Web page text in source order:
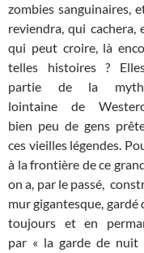
zombies sanguinaires,
reviendra, qui
qui peut croire, là
telles histoires ?
partie de la
lointaine de
bien peu de gens
ces vieilles légendes.
à la frontière de ce
on a, par le passé,
mur gigantesque, gardé
toujours et en
par « la garde de nuit